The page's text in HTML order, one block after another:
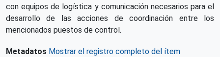
con equipos de logística y comunicación necesarios para el
desarrollo de las acciones de coordinación entre los
mencionados puestos de control.
Metadatos Mostrar el registro completo del ítem